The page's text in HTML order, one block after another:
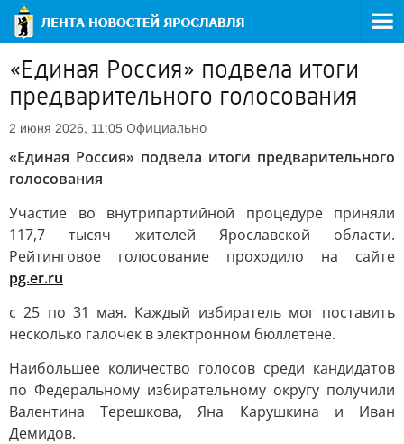
«Единая Россия» подвела итоги
предварительного голосования
2 июня 2026, 11:05 Официально
«Единая Россия» подвела итоги предварительного
голосования
Участие во внутрипартийной процедуре приняли
117,7 тысяч жителей Ярославской области.
Рейтинговое голосование проходило на сайте
pg.er.ru
с 25 по 31 мая. Каждый избиратель мог поставить
несколько галочек в электронном бюллетене.
Наибольшее количество голосов среди кандидатов
по Федеральному избирательному округу получили
Валентина Терешкова, Яна Карушкина и Иван
Демидов.